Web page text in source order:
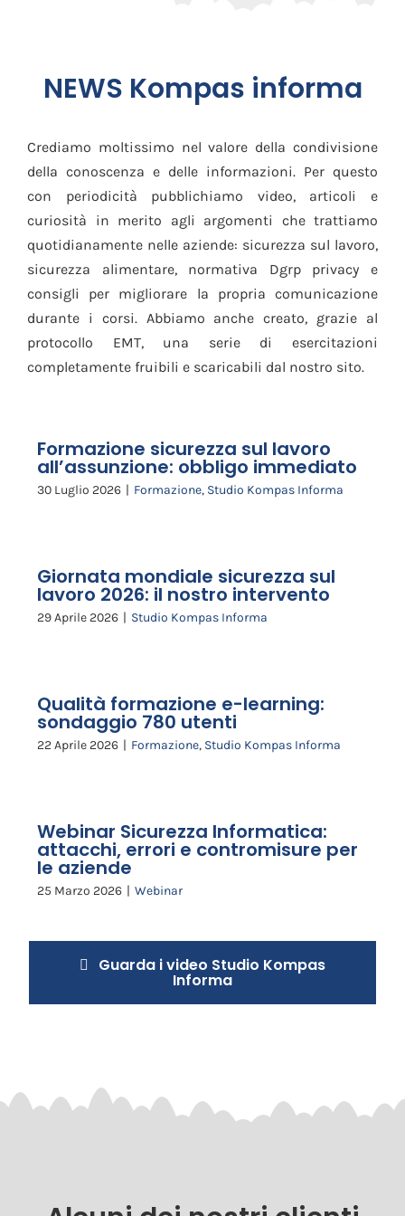
NEWS Kompas informa
Crediamo moltissimo nel valore della condivisione
della conoscenza e delle informazioni. Per questo
con periodicità pubblichiamo video, articoli e
curiosità in merito agli argomenti che trattiamo
quotidianamente nelle aziende: sicurezza sul lavoro,
sicurezza alimentare, normativa Dgrp privacy e
consigli per migliorare la propria comunicazione
durante i corsi. Abbiamo anche creato, grazie al
protocollo EMT, una serie di esercitazioni
completamente fruibili e scaricabili dal nostro sito.
Formazione sicurezza sul lavoro
all’assunzione: obbligo immediato
30 Luglio 2026 | Formazione, Studio Kompas Informa
Giornata mondiale sicurezza sul
lavoro 2026: il nostro intervento
29 Aprile 2026 | Studio Kompas Informa
Qualità formazione e-learning:
sondaggio 780 utenti
22 Aprile 2026 | Formazione, Studio Kompas Informa
Webinar Sicurezza Informatica:
attacchi, errori e contromisure per
le aziende
25 Marzo 2026 | Webinar
Guarda i video Studio Kompas
Informa